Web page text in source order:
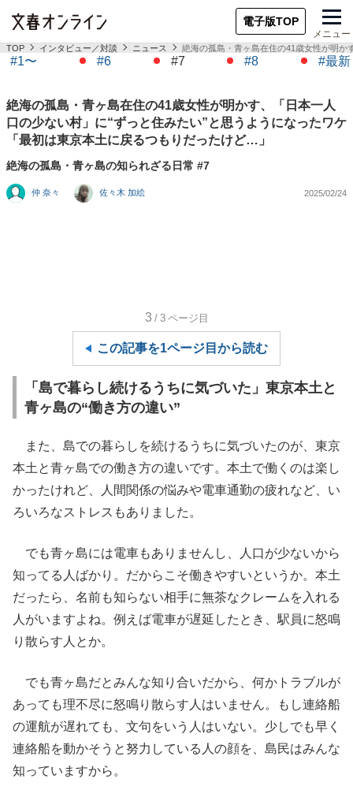
電子版TOP
メニュー
TOP インタビュー／対談 ニュース 絶海の孤島・青ヶ島在住の41歳女性が明か
#1〜 #6 #7 #8 #最新
絶海の孤島・青ヶ島在住の41歳女性が明かす、「日本一人
口の少ない村」に“ずっと住みたい”と思うようになったワケ
「最初は東京本土に戻るつもりだったけど…」
絶海の孤島・青ヶ島の知られざる日常 #7
仲 奈々 佐々木 加絵 2025/02/24
3 /3 ページ目
この記事を1ページ目から読む
「島で暮らし続けるうちに気づいた」東京本土と
青ヶ島の“働き方の違い”
また、島での暮らしを続けるうちに気づいたのが、東京
本土と青ヶ島での働き方の違いです。本土で働くのは楽し
かったけれど、人間関係の悩みや電車通勤の疲れなど、い
ろいろなストレスもありました。
でも青ヶ島には電車もありませんし、人口が少ないから
知ってる人ばかり。だからこそ働きやすいというか。本土
だったら、名前も知らない相手に無茶なクレームを入れる
人がいますよね。例えば電車が遅延したとき、駅員に怒鳴
り散らす人とか。
でも青ヶ島だとみんな知り合いだから、何かトラブルが
あっても理不尽に怒鳴り散らす人はいません。もし連絡船
の運航が遅れても、文句をいう人はいない。少しでも早く
連絡船を動かそうと努力している人の顔を、島民はみんな
知っていますから。